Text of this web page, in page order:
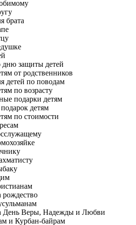
брата
дню защиты детей
от родственников
детей по поводам
по возрасту
подарки детям
детям
по стоимости
День Веры, Надежды и Любви
и Курбан-байрам